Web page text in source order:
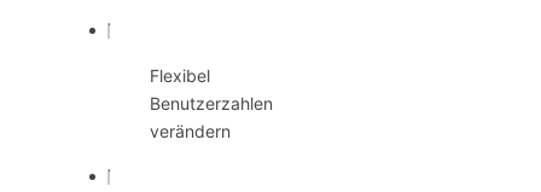
Flexibel
Benutzerzahlen
verändern